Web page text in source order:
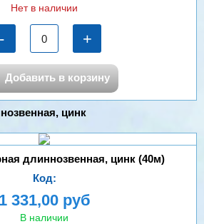
Нет в наличии
- +
Добавить в корзину
цинк
длиннозвенная, цинк (40м)
Код:
1 331,00 руб
В наличии